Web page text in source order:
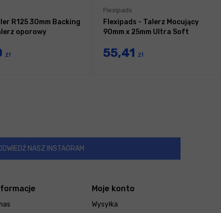
R125 30mm Backing
oporowy
zł
Flexipads
Flexipads - Talerz Mocujący
90mm x 25mm Ultra Soft
55,41 zł
NASZ INSTAGRAM
Moje konto
Wysyłka